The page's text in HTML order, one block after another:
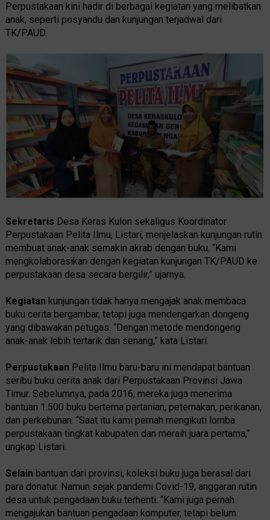
Perpustakaan kini hadir di berbagai kegiatan yang melibatkan
anak, seperti posyandu dan kunjungan terjadwal dari
TK/PAUD.
Sekretaris Desa Keras Kulon sekaligus Koordinator
Perpustakaan Pelita Ilmu, Listari, menjelaskan kunjungan rutin
membuat anak-anak semakin akrab dengan buku. “Kami
mengkolaborasikan dengan kegiatan kunjungan TK/PAUD ke
perpustakaan desa secara bergilir,” ujarnya.
Kegiatan kunjungan tidak hanya mengajak anak membaca
buku cerita bergambar, tetapi juga mendengarkan dongeng
yang dibawakan petugas. “Dengan metode mendongeng
anak-anak lebih tertarik dan senang,” kata Listari.
Perpustakaan Pelita Ilmu baru-baru ini mendapat bantuan
seribu buku cerita anak dari Perpustakaan Provinsi Jawa
Timur. Sebelumnya, pada 2016, mereka juga menerima
bantuan 1.500 buku bertema pertanian, peternakan, perikanan,
dan perkebunan. “Saat itu kami pernah mengikuti lomba
perpustakaan tingkat kabupaten dan meraih juara pertama,”
ungkap Listari.
Selain bantuan dari provinsi, koleksi buku juga berasal dari
para donatur. Namun sejak pandemi Covid-19, anggaran rutin
desa untuk pengadaan buku terhenti. “Kami juga pernah
mengajukan bantuan pengadaan komputer, tetapi belum